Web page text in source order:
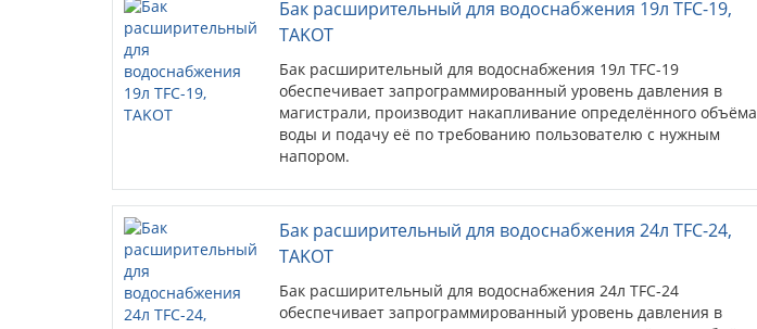
Бак расширительный для водоснабжения 19л TFC-19,
TAKOT
Бак расширительный для водоснабжения 19л TFC-19
обеспечивает запрограммированный уровень давления в
магистрали, производит накапливание определённого объёма
воды и подачу её по требованию пользователю с нужным
напором.
для:
* поддержания постоянного давления в системе;
* уменьшения количества включений-выключений насоса;
* защиты системы от гидравлического удара.
Бак расширительный для водоснабжения 24л TFC-24,
TAKOT
Бак расширительный для водоснабжения 24л TFC-24
обеспечивает запрограммированный уровень давления в